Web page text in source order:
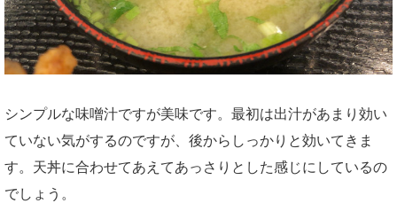
シンプルな味噌汁ですが美味です。最初は出汁があまり効い
ていない気がするのですが、後からしっかりと効いてきま
す。天丼に合わせてあえてあっさりとした感じにしているの
でしょう。